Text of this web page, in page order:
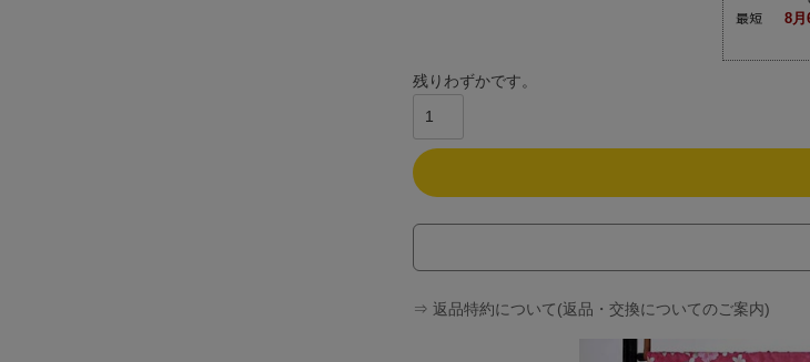
残りわずかです。
⇒ 返品特約について(返品・交換についてのご案内)